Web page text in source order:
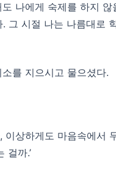
나에게 숙제를 하지 않
시절 나는 나름대로
를 지으시고 물으셨다.
상하게도 마음속에서
걸까.’